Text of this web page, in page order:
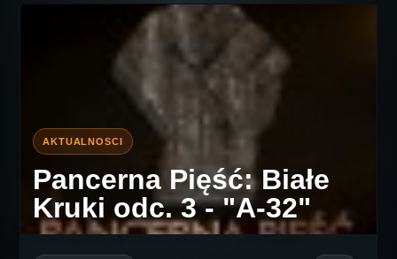
Pancerna Pięść: Białe
Kruki odc. 3 - "A-32"